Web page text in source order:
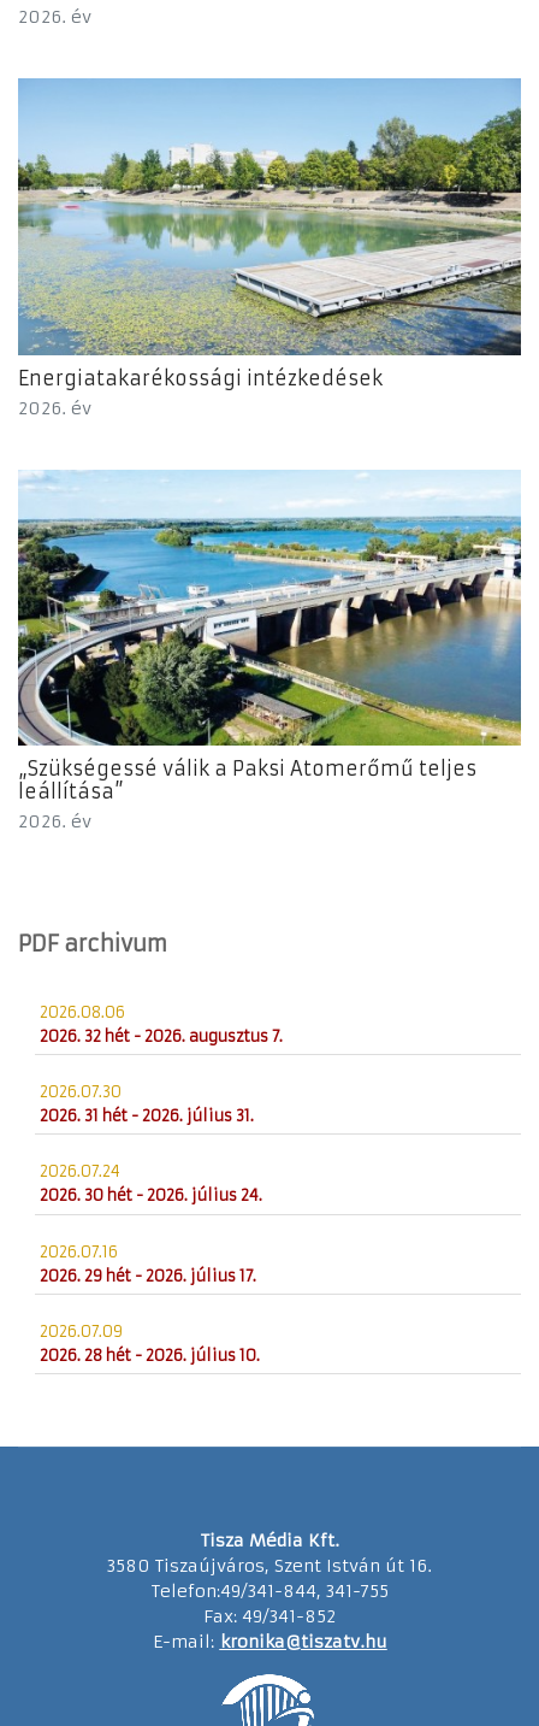
2026. év
Energiatakarékossági intézkedések
2026. év
„Szükségessé válik a Paksi Atomerőmű teljes
leállítása”
2026. év
PDF archivum
2026.08.06
2026. 32 hét - 2026. augusztus 7.
2026.07.30
2026. 31 hét - 2026. július 31.
2026.07.24
2026. 30 hét - 2026. július 24.
2026.07.16
2026. 29 hét - 2026. július 17.
2026.07.09
2026. 28 hét - 2026. július 10.
Tisza Média Kft.
3580 Tiszaújváros, Szent István út 16.
Telefon:49/341-844, 341-755
Fax: 49/341-852
E-mail: kronika@tiszatv.hu